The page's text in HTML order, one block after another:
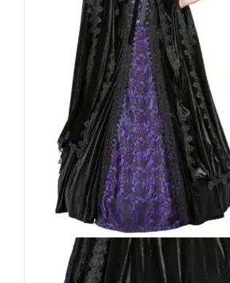
Sinister Cape